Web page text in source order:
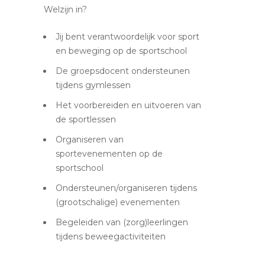
Welzijn in?
Jij bent verantwoordelijk voor sport
en beweging op de sportschool
De groepsdocent ondersteunen
tijdens gymlessen
Het voorbereiden en uitvoeren van
de sportlessen
Organiseren van
sportevenementen op de
sportschool
Ondersteunen/organiseren tijdens
(grootschalige) evenementen
Begeleiden van (zorg)leerlingen
tijdens beweegactiviteiten